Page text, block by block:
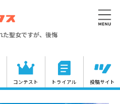
た聖女ですが、後悔
コンテスト トライアル 投稿サイト